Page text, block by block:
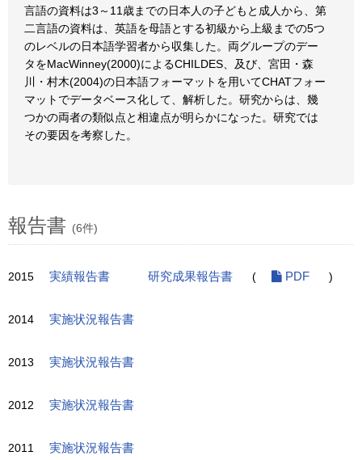
言語の資料は3～11歳までの日本人の子どもと成人から、第
二言語の資料は、英語を母語とする初級から上級までの5つ
のレベルの日本語学習者から収集した。両グループのデー
タをMacWinney(2000)によるCHILDES、及び、宮田・森
川・村木(2004)の日本語フォーマットを用いてCHATフォー
マットでデータベース化して、解析した。研究からは、幾
つかの両者の類似点と相違点が明らかになった。研究では
その要因を考察した。
報告書 (6件)
2015 実績報告書 研究成果報告書 ( PDF )
2014 実施状況報告書
2013 実施状況報告書
2012 実施状況報告書
2011 実施状況報告書